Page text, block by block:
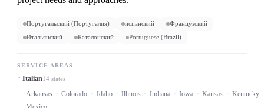
Португальский (Португалия) испанский
Французский
Итальянский
Каталонский Portuguese (Brazil)
SERVICE AREAS
Italian14 states
Arkansas Colorado Idaho Illinois Indiana Iowa Kansas
Kentucky